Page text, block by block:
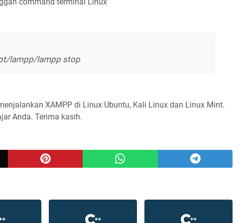
lampp/lampp stop
XAMPP di Linux Ubuntu, Kali Linux dan Linux Mint.
Anda. Terima kasih.